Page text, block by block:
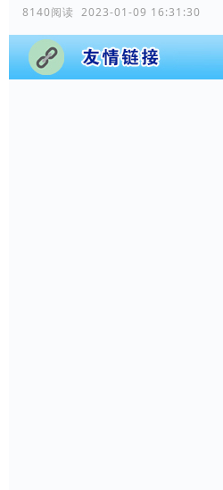
8140阅读 2023-01-09 16:31:30